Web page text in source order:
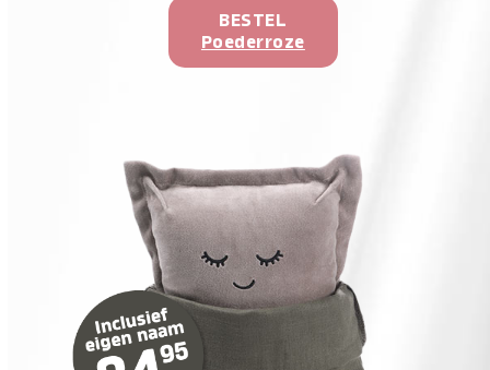
BESTEL
Poederroze